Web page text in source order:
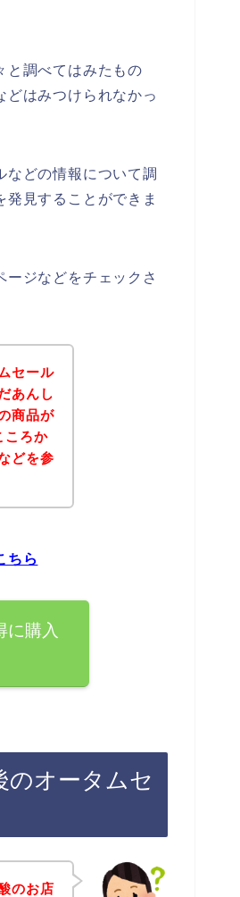
と調べてはみたもの
どはみつけられなかっ
などの情報について調
見することができま
ジなどをチェックさ
セール
あんし
商品が
ころか
どを参
ちら
に購入
のオータムセ
のお店